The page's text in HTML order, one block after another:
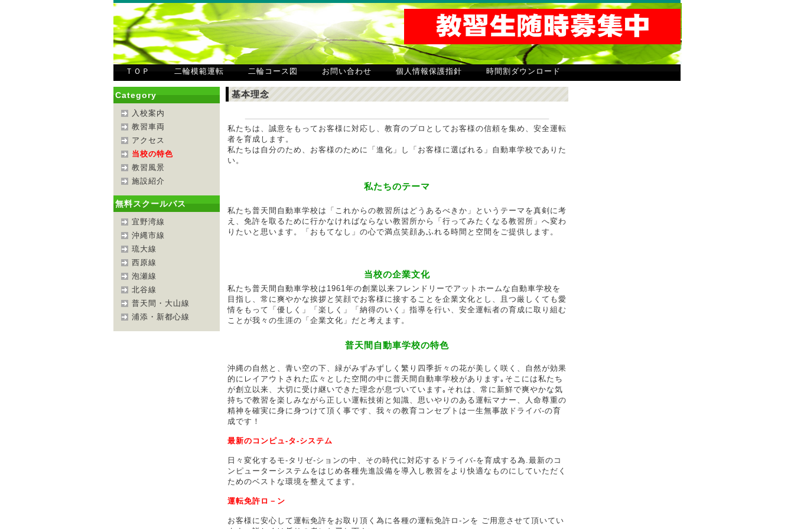
ＴＯＰ 二輪模範運転 二輪コース図 お問い合わせ 個人情報保護指針 時間割ダウンロード
Category
入校案内
教習車両
アクセス
当校の特色
教習風景
施設紹介
無料スクールバス
宜野湾線
沖縄市線
琉大線
西原線
泡瀬線
北谷線
普天間・大山線
浦添・新都心線
基本理念
私たちは、誠意をもってお客様に対応し、教育のプロとしてお客様の信頼を集め、安全運転
者を育成します。
私たちは自分のため、お客様のために「進化」し「お客様に選ばれる」自動車学校でありた
い。
私たちのテーマ
私たち普天間自動車学校は「これからの教習所はどうあるべきか」というテーマを真剣に考
え、免許を取るために行かなければならない教習所から「行ってみたくなる教習所」へ変わ
りたいと思います。「おもてなし」の心で満点笑顔あふれる時間と空間をご提供します。
当校の企業文化
私たち普天間自動車学校は1961年の創業以来フレンドリーでアットホームな自動車学校を
目指し、常に爽やかな挨拶と笑顔でお客様に接することを企業文化とし、且つ厳しくても愛
情をもって「優しく」「楽しく」「納得のいく」指導を行い、安全運転者の育成に取り組む
ことが我々の生涯の「企業文化」だと考えます。
普天間自動車学校の特色
沖縄の自然と、青い空の下、緑がみずみずしく繁り四季折々の花が美しく咲く、自然が効果
的にレイアウトされた広々とした空間の中に普天間自動車学校があります｡そこには私たち
が創立以来、大切に受け継いできた理念が息づいています｡それは、常に新鮮で爽やかな気
持ちで教習を楽しみながら正しい運転技術と知識、思いやりのある運転マナー、人命尊重の
精神を確実に身に身つけて頂く事です、我々の教育コンセプトは一生無事故ドライバ-の育
成です！
最新のコンピュ-タ-システム
日々変化するモ-タリゼ-ションの中、その時代に対応するドライバ-を育成する為.最新のコ
ンピューターシステムをはじめ各種先進設備を導入し教習をより快適なものにしていただく
ためのベストな環境を整えてます。
運転免許ロ－ン
お客様に安心して運転免許をお取り頂く為に各種の運転免許ロ-ンを ご用意させて頂いてい